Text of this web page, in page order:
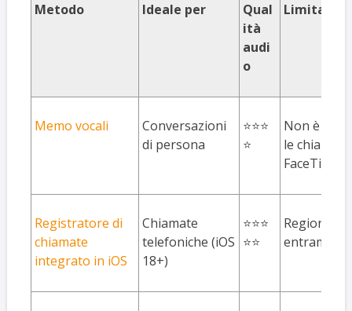
Metodo Ideale per
Qual
ità
audi
o
Memo vocali
Conversazioni
di persona
⭐⭐⭐
⭐
Non è
le
FaceTime
Registratore di
chiamate
integrato in iOS
Chiamate
telefoniche (iOS
18+)
⭐⭐⭐
⭐⭐
Regione
entrambe